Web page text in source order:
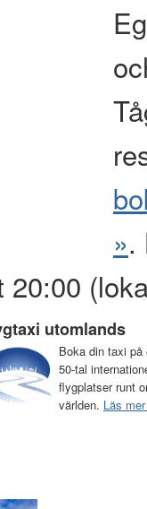
».
utomlands
Boka din taxi på
50-tal
flygplatser runt
världen. Läs